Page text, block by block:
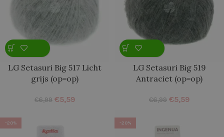
LG Setasuri Big 517 Licht
grijs (op=op)
€6,99 €5,59
LG Setasuri Big 519
Antraciet (op=op)
€6,99 €5,59
-20% -20%